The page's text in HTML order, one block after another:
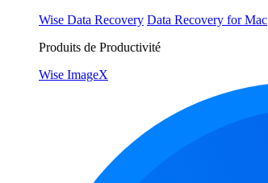
Wise Data Recovery Data Recovery for Mac
Produits de Productivité
Wise ImageX